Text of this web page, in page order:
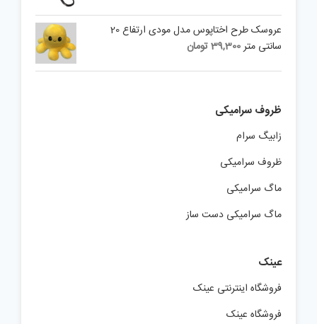
عروسک طرح اختاپوس مدل مودی ارتفاع 20
سانتی متر39,300تومان
ظروف سرامیکی
زابیگ سرام
ظروف سرامیکی
ماگ سرامیکی
ماگ سرامیکی دست ساز
عینک
فروشگاه اینترنتی عینک
فروشگاه عینک